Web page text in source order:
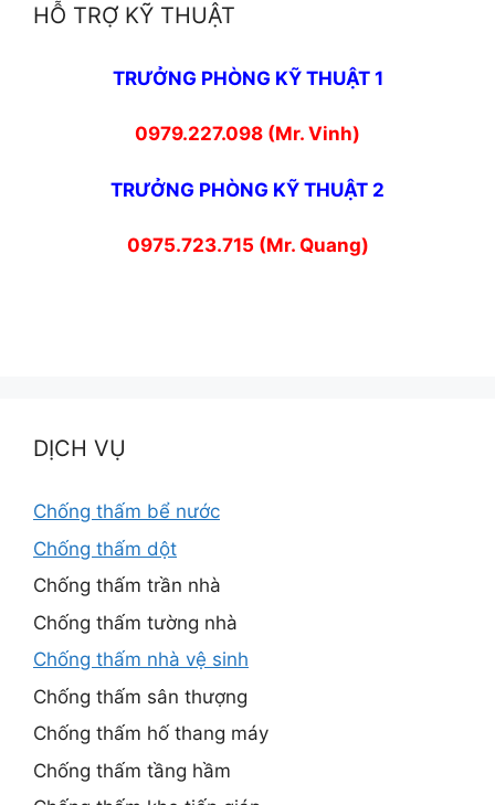
HỖ TRỢ KỸ THUẬT
TRƯỞNG PHÒNG KỸ THUẬT 1
0979.227.098 (Mr. Vinh)
TRƯỞNG PHÒNG KỸ THUẬT 2
0975.723.715 (Mr. Quang)
DỊCH VỤ
Chống thấm bể nước
Chống thấm dột
Chống thấm trần nhà
Chống thấm tường nhà
Chống thấm nhà vệ sinh
Chống thấm sân thượng
Chống thấm hố thang máy
Chống thấm tầng hầm